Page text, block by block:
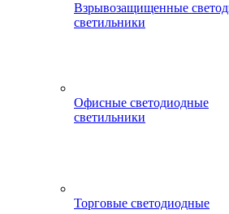
Взрывозащищенные
светильники
Офисные светодиодные
светильники
Торговые светодиодные